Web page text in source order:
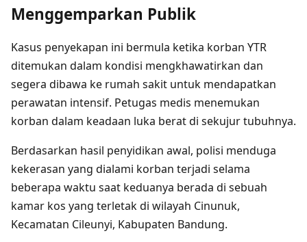
Menggemparkan Publik
Kasus penyekapan ini bermula ketika korban YTR
ditemukan dalam kondisi mengkhawatirkan dan
segera dibawa ke rumah sakit untuk mendapatkan
perawatan intensif. Petugas medis menemukan
korban dalam keadaan luka berat di sekujur tubuhnya.
Berdasarkan hasil penyidikan awal, polisi menduga
kekerasan yang dialami korban terjadi selama
beberapa waktu saat keduanya berada di sebuah
kamar kos yang terletak di wilayah Cinunuk,
Kecamatan Cileunyi, Kabupaten Bandung.